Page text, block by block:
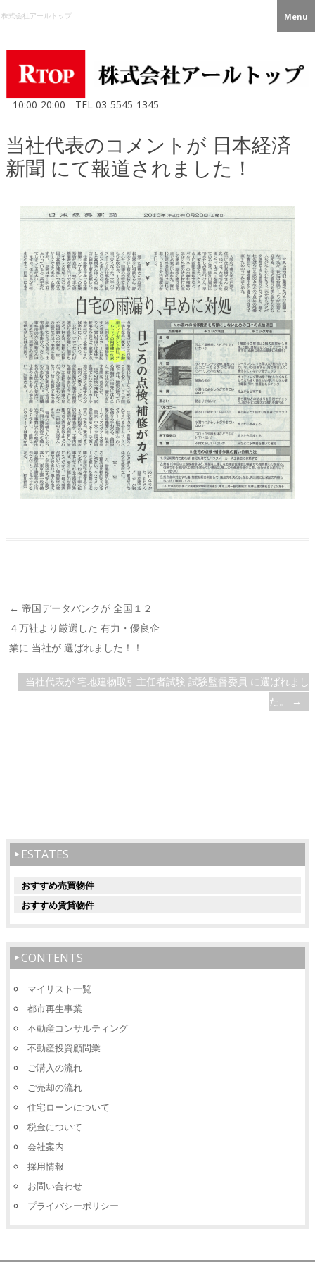
株式会社アールトップ
10:00-20:00 TEL 03-5545-1345
Menu
当社代表のコメントが 日本経済
新聞 にて報道されました！
Post navigation
← 帝国データバンクが 全国１２
４万社より厳選した 有力・優良企
業に 当社が 選ばれました！！
当社代表が 宅地建物取引主任者試験 試験監督委員 に選ばれまし
た。
→
ESTATES
おすすめ売買物件
おすすめ賃貸物件
CONTENTS
マイリスト一覧
都市再生事業
不動産コンサルティング
不動産投資顧問業
ご購入の流れ
ご売却の流れ
住宅ローンについて
税金について
会社案内
採用情報
お問い合わせ
プライバシーポリシー